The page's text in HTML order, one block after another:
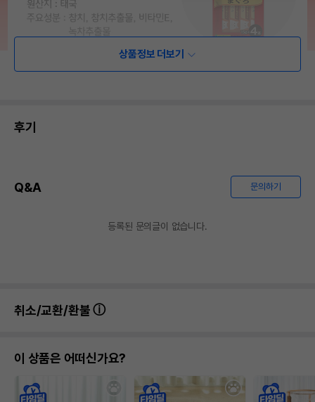
상품정보 더보기
후기
Q&A 문의하기
등록된 문의글이 없습니다.
취소/교환/환불
이 상품은 어떠신가요?